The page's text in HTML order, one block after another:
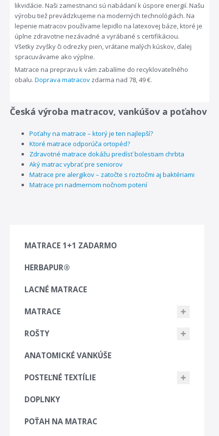
likvidácie. Naši zamestnanci sú nabádaní k úspore energií. Našu
výrobu tiež prevádzkujeme na moderných technológiách. Na
lepenie matracov používame lepidlo na latexovej báze, ktoré je
úplne zdravotne nezávadné a vyrábané s certifikáciou.
Všetky zvyšky či odrezky pien, vrátane malých kúskov, ďalej
spracuvávame ako výplne.
Matrace na prepravu k vám zabalíme do recyklovateľného
obalu. Doprava matracov zdarma nad 78, 49 €.
Česká výroba matracov, vankúšov a poťahov
Poťahy na matrace – ktorý je ten najlepší?
Ktoré matrace odporúča ortopéd?
Zdravotné matrace dokážu predísť bolestiam chrbta
Aký matrac vybrať pre seniorov
Matrace pre alergikov – zatočte s roztočmi aj baktériami
Matrace pri nadmernom nočnom potení
MATRACE 1+1 ZADARMO
HERBAPUR®
LACNÉ MATRACE
MATRACE
ROŠTY
ANATOMICKÉ VANKÚŠE
POSTEĽNÉ TEXTÍLIE
DOPLNKY
POŤAH NA MATRAC